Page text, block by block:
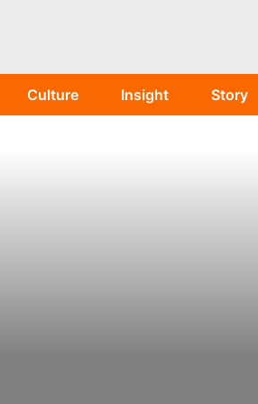
Culture Insight Story